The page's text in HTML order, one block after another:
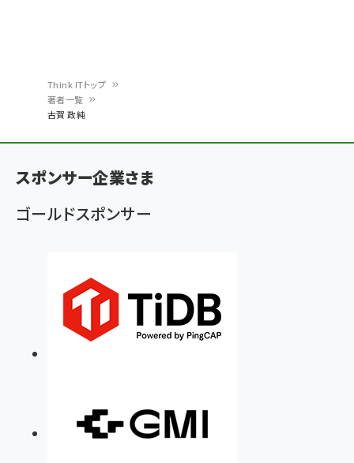
ン
く
ず
Think ITトップ
著者一覧
古賀 政純
スポンサー企業さま
ゴールドスポンサー